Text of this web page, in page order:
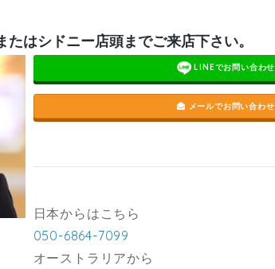
はシドニー店頭までご来店下さい。
LINEでお問い合わせ
メールでお問い合わせ
日本からはこちら
050-6864-7099
オーストラリアから